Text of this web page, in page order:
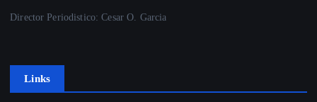
Director Periodistico: Cesar O. Garcia
Links